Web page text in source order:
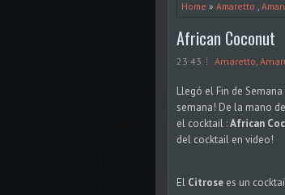
Home » Amaretto ,
African Coconut
23:43 Amaretto,
Llegó el Fin de
semana! De la mano
el cocktail :African
del cocktail en video!
El Citrose es un